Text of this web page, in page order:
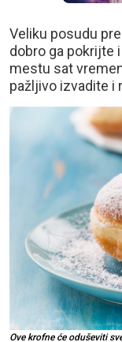
Veliku posudu
dobro ga pokrijte
mestu sat
pažljivo izvadite i
Ove krofne će oduševiti